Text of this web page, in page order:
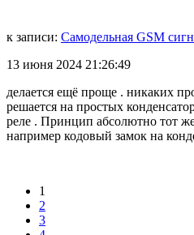
к записи: Самодельная GSM
13 июня 2024 21:26:49
делается ещё проще . никаких
решается на простых
реле . Принцип абсолютно тот
например кодовый замок на
1
2
3